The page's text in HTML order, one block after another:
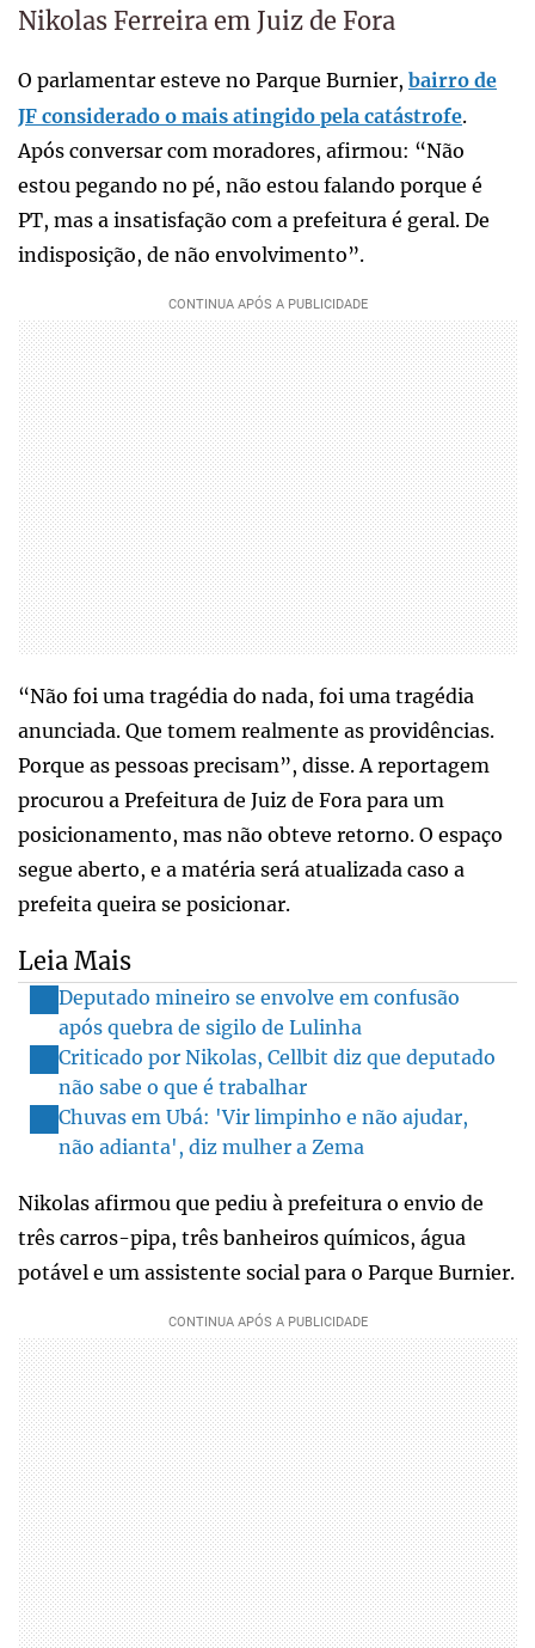
Nikolas Ferreira em Juiz de Fora
O parlamentar esteve no Parque Burnier, bairro de
JF considerado o mais atingido pela catástrofe.
Após conversar com moradores, afirmou: “Não
estou pegando no pé, não estou falando porque é
PT, mas a insatisfação com a prefeitura é geral. De
indisposição, de não envolvimento”.
“Não foi uma tragédia do nada, foi uma tragédia
anunciada. Que tomem realmente as providências.
Porque as pessoas precisam”, disse. A reportagem
procurou a Prefeitura de Juiz de Fora para um
posicionamento, mas não obteve retorno. O espaço
segue aberto, e a matéria será atualizada caso a
prefeita queira se posicionar.
Leia Mais
Deputado mineiro se envolve em confusão
após quebra de sigilo de Lulinha
Criticado por Nikolas, Cellbit diz que deputado
não sabe o que é trabalhar
Chuvas em Ubá: 'Vir limpinho e não ajudar,
não adianta', diz mulher a Zema
Nikolas afirmou que pediu à prefeitura o envio de
três carros-pipa, três banheiros químicos, água
potável e um assistente social para o Parque Burnier.